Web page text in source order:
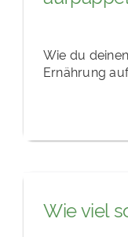
Wie du
Ernährung
Wie viel